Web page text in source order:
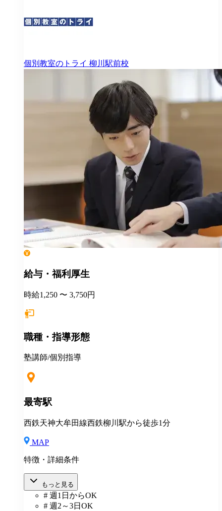
個別教室のトライ 柳川駅前校
給与・福利厚生
時給1,250 〜 3,750円
職種・指導形態
塾講師/個別指導
最寄駅
西鉄天神大牟田線西鉄柳川駅から徒歩1分
MAP
特徴・詳細条件
もっと見る
# 週1日からOK
# 週2～3日OK